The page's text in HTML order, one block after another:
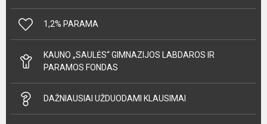
1,2% PARAMA
KAUNO „SAULĖS“ GIMNAZIJOS LABDAROS IR
PARAMOS FONDAS
DAŽNIAUSIAI UŽDUODAMI KLAUSIMAI